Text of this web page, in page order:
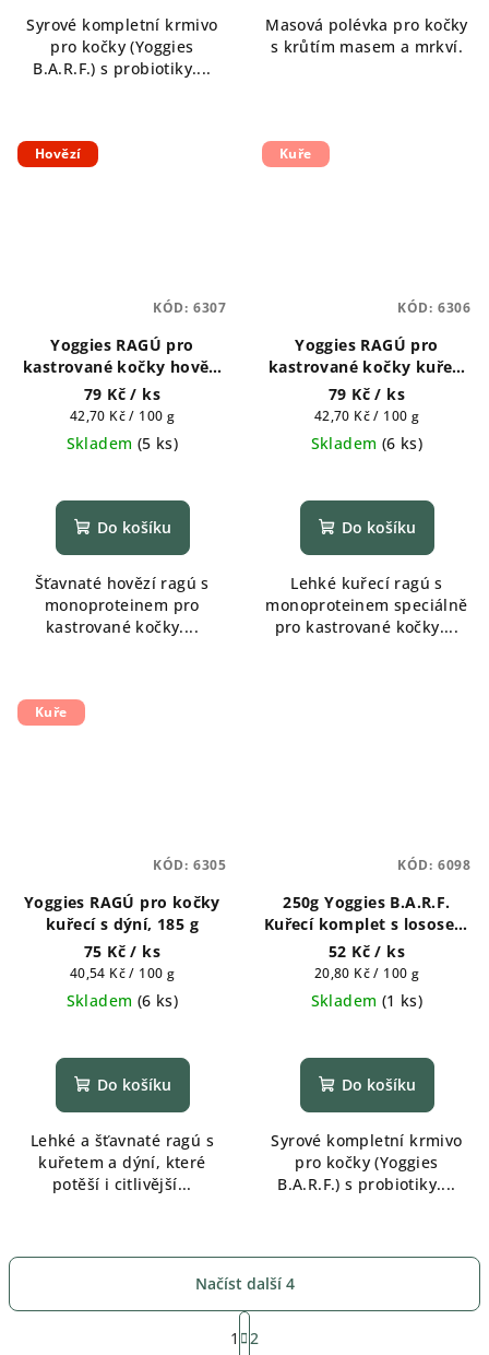
Syrové kompletní krmivo
pro kočky (Yoggies
B.A.R.F.) s probiotiky....
Masová polévka pro kočky
s krůtím masem a mrkví.
Hovězí
Yoggies RAGÚ pro
kastrované kočky hovězí
monoprotein, 185 g
79 Kč/ ks
Měrná
cena:
42,70 Kč / 100 g
Skladem (5 ks)
Do košíku
Šťavnaté hovězí ragú s
monoproteinem pro
kastrované kočky....
KÓD: 6307
Kuře
Yoggies RAGÚ pro
kastrované kočky kuřecí
monoprotein, 185 g
79 Kč/ ks
Měrná
cena:
42,70 Kč / 100 g
Skladem (6 ks)
Do košíku
Lehké kuřecí ragú s
monoproteinem speciálně
pro kastrované kočky....
KÓD: 6306
Kuře
Yoggies RAGÚ pro kočky
kuřecí s dýní, 185 g
75 Kč/ ks
Měrná
cena:
40,54 Kč / 100 g
Skladem (6 ks)
Do košíku
Lehké a šťavnaté ragú s
kuřetem a dýní, které
potěší i citlivější...
KÓD: 6305
250g Yoggies B.A.R.F.
Kuřecí komplet s lososem
a brusinkami s probiotiky
52 Kč/ ks
Měrná
cena:
20,80 Kč / 100 g
Skladem (1 ks)
Do košíku
Syrové kompletní krmivo
pro kočky (Yoggies
B.A.R.F.) s probiotiky....
KÓD: 6098
Načíst další 4
S
t
1
2